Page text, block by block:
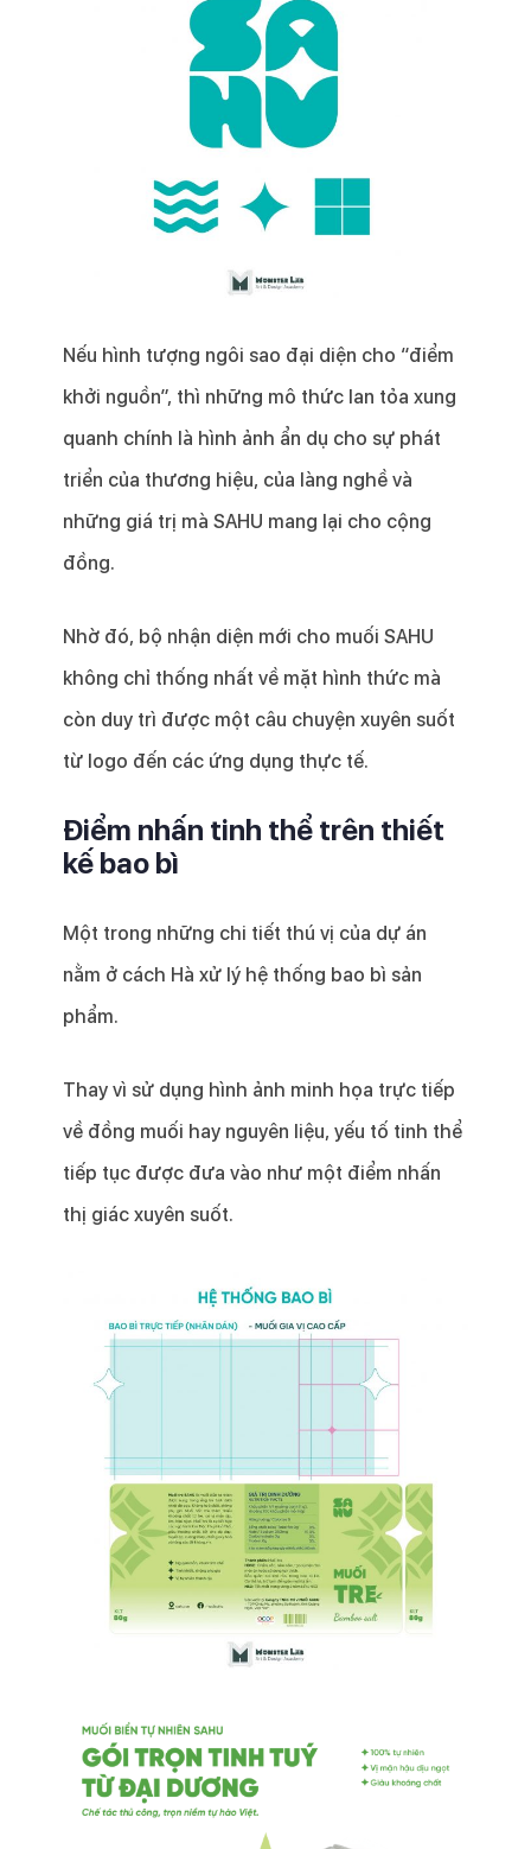
Nếu hình tượng ngôi sao đại diện cho “điểm
khởi nguồn”, thì những mô thức lan tỏa xung
quanh chính là hình ảnh ẩn dụ cho sự phát
triển của thương hiệu, của làng nghề và
những giá trị mà SAHU mang lại cho cộng
đồng.
Nhờ đó, bộ nhận diện mới cho muối SAHU
không chỉ thống nhất về mặt hình thức mà
còn duy trì được một câu chuyện xuyên suốt
từ logo đến các ứng dụng thực tế.
Điểm nhấn tinh thể trên thiết
kế bao bì
Một trong những chi tiết thú vị của dự án
nằm ở cách Hà xử lý hệ thống bao bì sản
phẩm.
Thay vì sử dụng hình ảnh minh họa trực tiếp
về đồng muối hay nguyên liệu, yếu tố tinh thể
tiếp tục được đưa vào như một điểm nhấn
thị giác xuyên suốt.